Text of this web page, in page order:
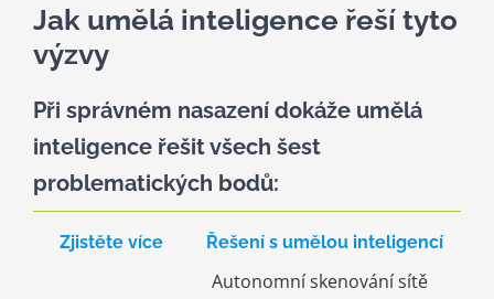
Jak umělá inteligence řeší tyto
výzvy
Při správném nasazení dokáže umělá
inteligence řešit všech šest
problematických bodů:
Zjistěte více Řešení s umělou inteligencí
Autonomní skenování sítě